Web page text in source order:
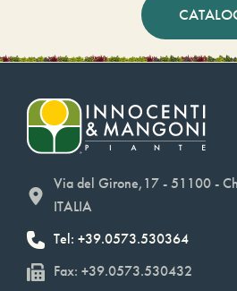
Via del Girone,17 - 51100 -
ITALIA
Tel: +39.0573.530364
Fax: +39.0573.530432